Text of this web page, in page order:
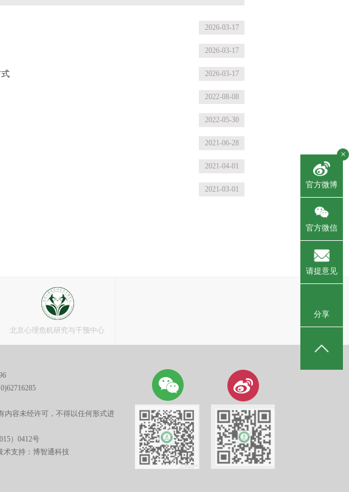
2026-03-17
2026-03-17
2026-03-17
2022-08-08
2022-05-30
2021-06-28
2021-04-01
2021-03-01
北京心理危机研究与干预中心
内容未经许可，不得以任何形式进
）0412号
术支持： 博智通科技
×
官方微博
官方微信
请提意见
分享